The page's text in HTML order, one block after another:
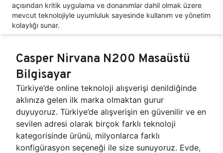
açısından kritik uygulama ve donanımlar dahil olmak üzere
mevcut teknolojiyle uyumluluk sayesinde kullanım ve yönetim
kolaylığı sunar.
Casper Nirvana N200 Masaüstü
Bilgisayar
Türkiye’de online teknoloji alışverişi denildiğinde
aklınıza gelen ilk marka olmaktan gurur
duyuyoruz. Türkiye’de alışverişin en güvenilir ve en
sevilen adresi olarak birçok farklı teknoloji
kategorisinde ürünü, milyonlarca farklı
konfigürasyon seçeneği ile size sunuyoruz. Evde,